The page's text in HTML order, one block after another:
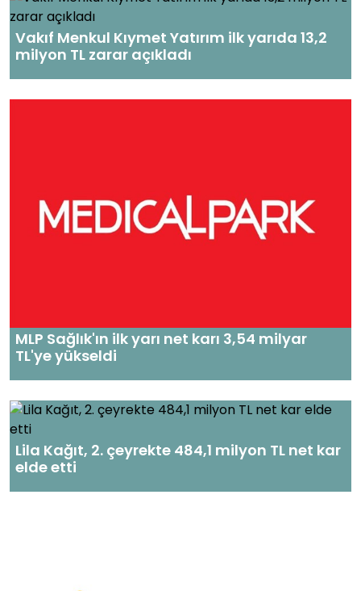
Vakıf Menkul Kıymet Yatırım ilk yarıda 13,2
milyon TL zarar açıkladı
MLP Sağlık'ın ilk yarı net karı 3,54 milyar
TL'ye yükseldi
Lila Kağıt, 2. çeyrekte 484,1 milyon TL net kar
elde etti